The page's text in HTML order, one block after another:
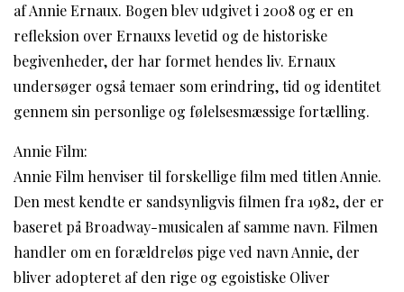
af Annie Ernaux. Bogen blev udgivet i 2008 og er en
refleksion over Ernauxs levetid og de historiske
begivenheder, der har formet hendes liv. Ernaux
undersøger også temaer som erindring, tid og identitet
gennem sin personlige og følelsesmæssige fortælling.
Annie Film:
Annie Film henviser til forskellige film med titlen Annie.
Den mest kendte er sandsynligvis filmen fra 1982, der er
baseret på Broadway-musicalen af samme navn. Filmen
handler om en forældreløs pige ved navn Annie, der
bliver adopteret af den rige og egoistiske Oliver